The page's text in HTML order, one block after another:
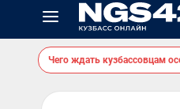
Чего ждать кузбассовцам